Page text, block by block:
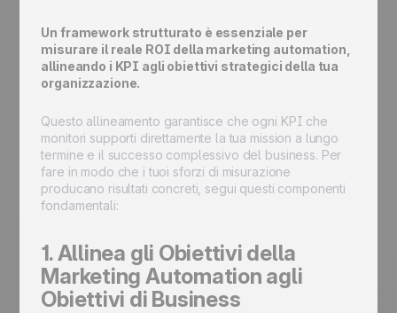
Un framework strutturato è essenziale per
misurare il reale ROI della marketing automation,
allineando i KPI agli obiettivi strategici della tua
organizzazione.
Questo allineamento garantisce che ogni KPI che
monitori supporti direttamente la tua mission a lungo
termine e il successo complessivo del business. Per
fare in modo che i tuoi sforzi di misurazione
producano risultati concreti, segui questi componenti
fondamentali:
1. Allinea gli Obiettivi della
Marketing Automation agli
Obiettivi di Business